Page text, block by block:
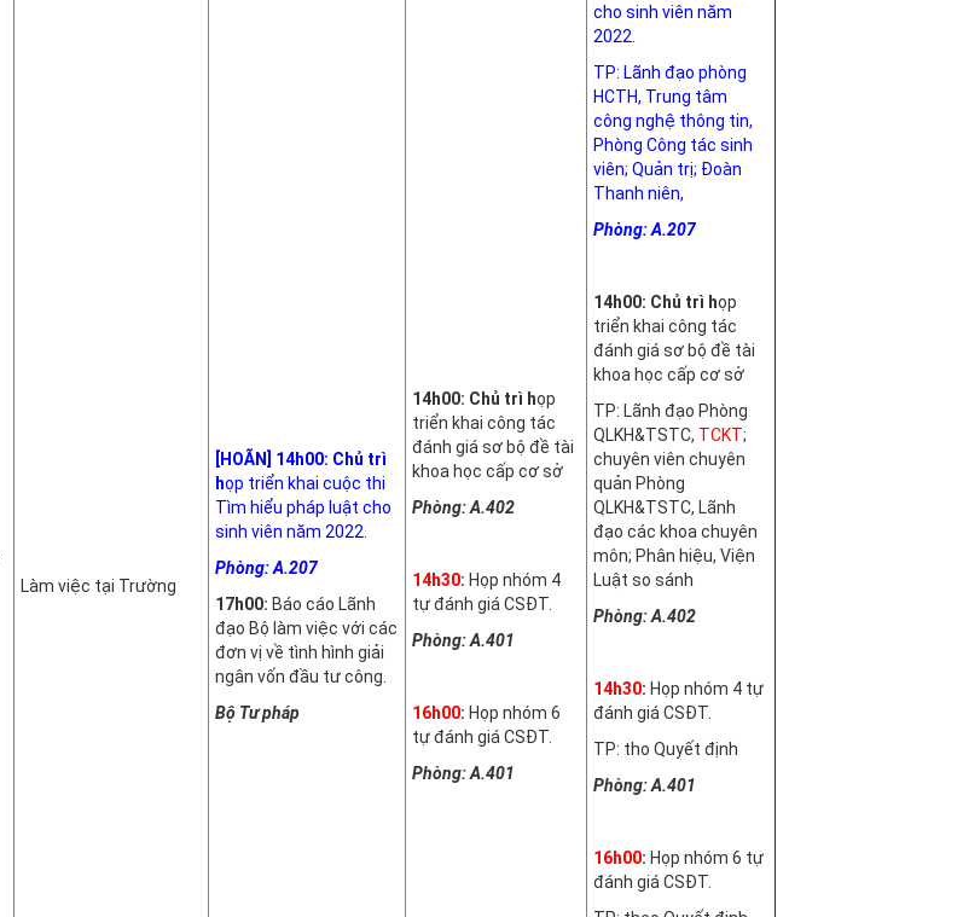
Làm việc tại Trường
[HOÃN] 14h00: Chủ trì
họp triển khai cuộc thi
Tìm hiểu pháp luật cho
sinh viên năm 2022.
Phòng: A.207
17h00: Báo cáo Lãnh
đạo Bộ làm việc với các
đơn vị về tình hình giải
ngân vốn đầu tư công.
Bộ Tư pháp
14h00: Chủ trì họp
triển khai công tác
đánh giá sơ bộ đề tài
khoa học cấp cơ sở
Phòng: A.402
14h30: Họp nhóm 4
tự đánh giá CSĐT.
Phòng: A.401
16h00: Họp nhóm 6
tự đánh giá CSĐT.
Phòng: A.401
cho sinh viên năm
2022.
TP: Lãnh đạo phòng
HCTH, Trung tâm
công nghệ thông tin,
Phòng Công tác sinh
viên; Quản trị; Đoàn
Thanh niên,
Phòng: A.207
14h00: Chủ trì họp
triển khai công tác
đánh giá sơ bộ đề tài
khoa học cấp cơ sở
TP: Lãnh đạo Phòng
QLKH&TSTC, TCKT;
chuyên viên chuyên
quản Phòng
QLKH&TSTC, Lãnh
đạo các khoa chuyên
môn; Phân hiệu, Viện
Luật so sánh
Phòng: A.402
14h30: Họp nhóm 4 tự
đánh giá CSĐT.
TP: tho Quyết định
Phòng: A.401
16h00: Họp nhóm 6 tự
đánh giá CSĐT.